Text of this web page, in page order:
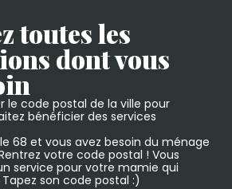
toutes les
dont vous
le code postal de la ville pour
bénéficier des services
68 et vous avez besoin du ménage
votre code postal ! Vous
service pour votre mamie qui
son code postal :)